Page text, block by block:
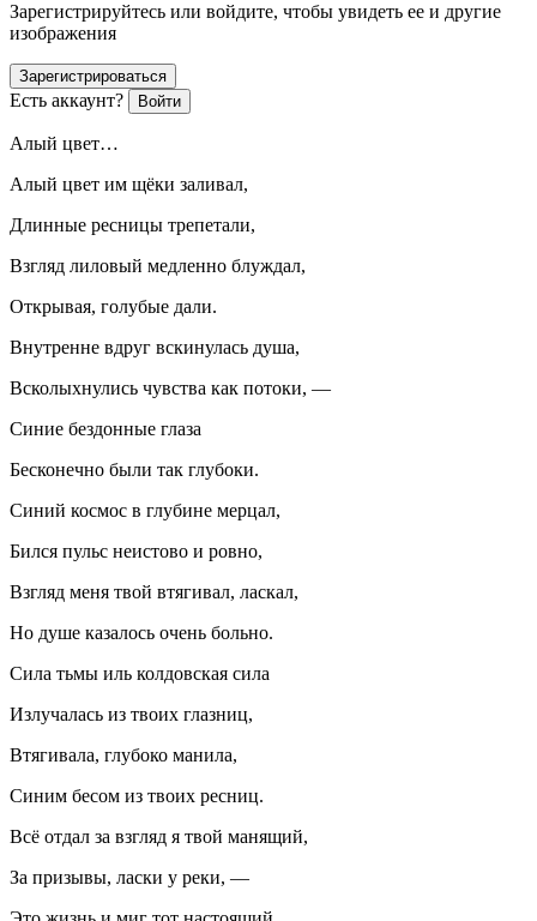
Зарегистрируйтесь или войдите, чтобы увидеть ее и другие
изображения
Зарегистрироваться
Есть аккаунт? Войти
Алый цвет…
Алый цвет им щёки заливал,
Длинные ресницы трепетали,
Взгляд лиловый медленно блуждал,
Открывая, голубые дали.
Внутренне вдруг вскинулась душа,
Всколыхнулись чувства как потоки, —
Синие бездонные глаза
Бесконечно были так глубоки.
Синий космос в глубине мерцал,
Бился пульс неистово и ровно,
Взгляд меня твой втягивал, ласкал,
Но душе казалось очень больно.
Сила тьмы иль колдовская сила
Излучалась из твоих глазниц,
Втягивала, глубоко манила,
Синим бесом из твоих ресниц.
Всё отдал за взгляд я твой манящий,
За призывы, ласки у реки, —